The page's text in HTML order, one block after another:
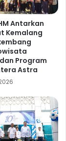
Antarkan
Kemalang
Program
Astra